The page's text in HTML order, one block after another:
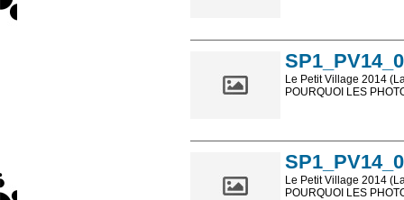
Le Petit Village 2014
POURQUOI LES
Le Petit Village 2014
POURQUOI LES